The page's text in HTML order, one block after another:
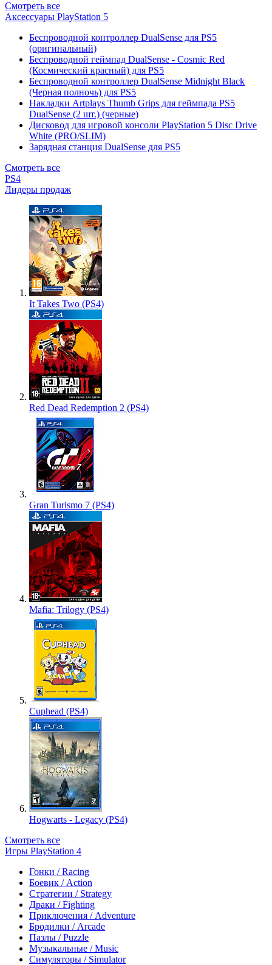
Смотреть все
Аксессуары PlayStation 5
Беспроводной контроллер DualSense для PS5
(оригинальный)
Беспроводной геймпад DualSense - Cosmic Red
(Космический красный) для PS5
Беспроводной контроллер DualSense Midnight Black
(Черная полночь) для PS5
Накладки Artplays Thumb Grips для геймпада PS5
DualSense (2 шт.) (черные)
Дисковод для игровой консоли PlayStation 5 Disc Drive
White (PRO/SLIM)
Зарядная станция DualSense для PS5
Смотреть все
PS4
Лидеры продаж
It Takes Two (PS4)
Red Dead Redemption 2 (PS4)
Gran Turismo 7 (PS4)
Mafia: Trilogy (PS4)
Cuphead (PS4)
Hogwarts - Legacy (PS4)
Смотреть все
Игры PlayStation 4
Гонки / Racing
Боевик / Action
Стратегии / Strategy
Драки / Fighting
Приключения / Adventure
Бродилки / Arcade
Пазлы / Puzzle
Музыкальные / Music
Симуляторы / Simulator